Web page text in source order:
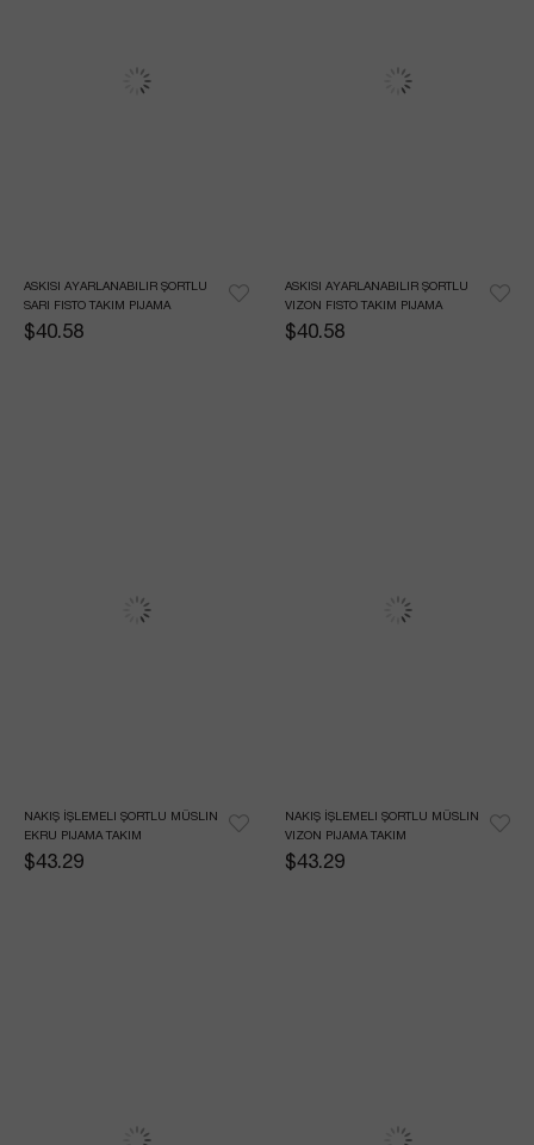
ASKISI AYARLANABILIR ŞORTLU
SARI FISTO TAKIM PIJAMA
$40.58
ASKISI AYARLANABILIR ŞORTLU
VIZON FISTO TAKIM PIJAMA
$40.58
NAKIŞ İŞLEMELI ŞORTLU MÜSLIN
EKRU PIJAMA TAKIM
$43.29
NAKIŞ İŞLEMELI ŞORTLU MÜSLIN
VIZON PIJAMA TAKIM
$43.29